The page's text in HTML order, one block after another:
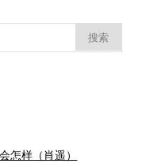
怎样（肖遥）